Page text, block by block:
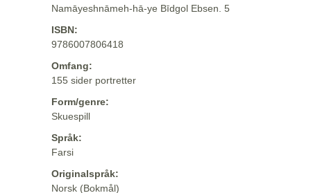
Namāyeshnāmeh-hā-ye Bīdgol Ebsen. 5
ISBN:
9786007806418
Omfang:
155 sider portretter
Form/genre:
Skuespill
Språk:
Farsi
Originalspråk:
Norsk (Bokmål)